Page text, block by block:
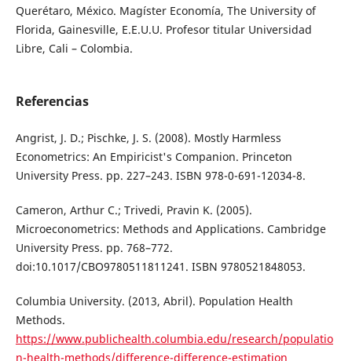
Querétaro, México. Magíster Economía, The University of
Florida, Gainesville, E.E.U.U. Profesor titular Universidad
Libre, Cali – Colombia.
Referencias
Angrist, J. D.; Pischke, J. S. (2008). Mostly Harmless
Econometrics: An Empiricist's Companion. Princeton
University Press. pp. 227–243. ISBN 978-0-691-12034-8.
Cameron, Arthur C.; Trivedi, Pravin K. (2005).
Microeconometrics: Methods and Applications. Cambridge
University Press. pp. 768–772.
doi:10.1017/CBO9780511811241. ISBN 9780521848053.
Columbia University. (2013, Abril). Population Health
Methods.
https://www.publichealth.columbia.edu/research/populatio
n-health-methods/difference-difference-estimation